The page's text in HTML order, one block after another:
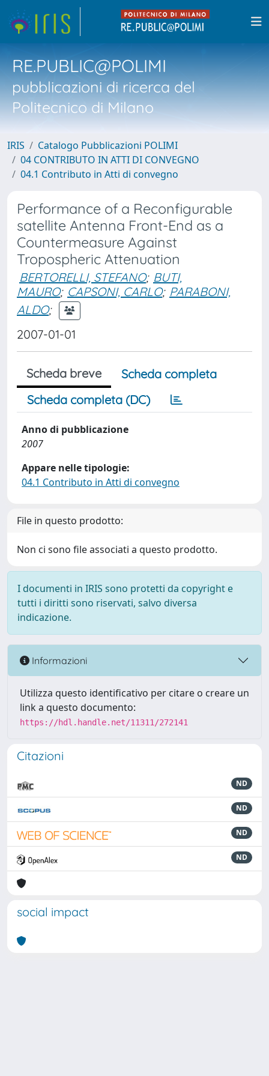
RE.PUBLIC@POLIMI
pubblicazioni di ricerca del
Politecnico di Milano
IRIS
Catalogo Pubblicazioni POLIMI
04 CONTRIBUTO IN ATTI DI CONVEGNO
04.1 Contributo in Atti di convegno
Performance of a Reconfigurable
satellite Antenna Front-End as a
Countermeasure Against
Tropospheric Attenuation
BERTORELLI, STEFANO; BUTI,
MAURO; CAPSONI, CARLO; PARABONI,
ALDO;
2007-01-01
Scheda breve
Scheda completa
Scheda completa (DC)
Anno di pubblicazione
2007
Appare nelle tipologie:
04.1 Contributo in Atti di convegno
File in questo prodotto:
Non ci sono file associati a questo prodotto.
I documenti in IRIS sono protetti da copyright e
tutti i diritti sono riservati, salvo diversa
indicazione.
Informazioni
Utilizza questo identificativo per citare o creare un
link a questo documento:
https://hdl.handle.net/11311/272141
Citazioni
ND
ND
ND
ND
social impact